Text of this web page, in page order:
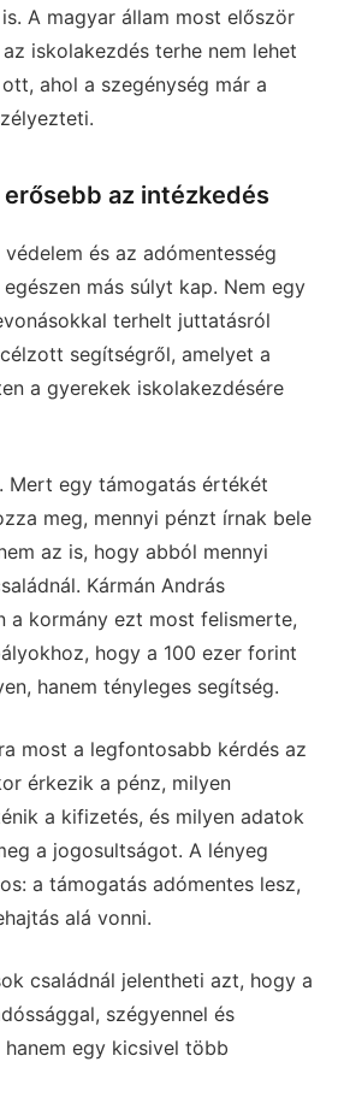
A magyar állam most először
iskolakezdés terhe nem lehet
ahol a szegénység már a
az intézkedés
és az adómentesség
más súlyt kap. Nem egy
terhelt juttatásról
segítségről, amelyet a
a gyerekek iskolakezdésére
Mert egy támogatás értékét
meg, mennyi pénzt írnak bele
az is, hogy abból mennyi
Kármán András
a kormány ezt most felismerte,
hogy a 100 ezer forint
hanem tényleges segítség.
most a legfontosabb kérdés az
érkezik a pénz, milyen
a kifizetés, és milyen adatok
a jogosultságot. A lényeg
a támogatás adómentes lesz,
alá vonni.
családnál jelentheti azt, hogy a
szégyennel és
egy kicsivel több